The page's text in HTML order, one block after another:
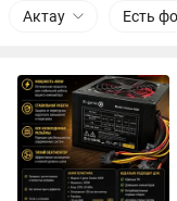
Актау Есть